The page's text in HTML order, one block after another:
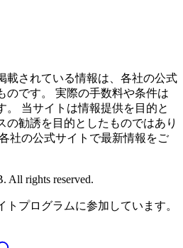
載されている情報は、各社の公式
のです。 実際の手数料や条件は
。 当サイトは情報提供を目的と
の勧誘を目的としたものではあり
社の公式サイトで最新情報をご
All rights reserved.
プログラムに参加しています。